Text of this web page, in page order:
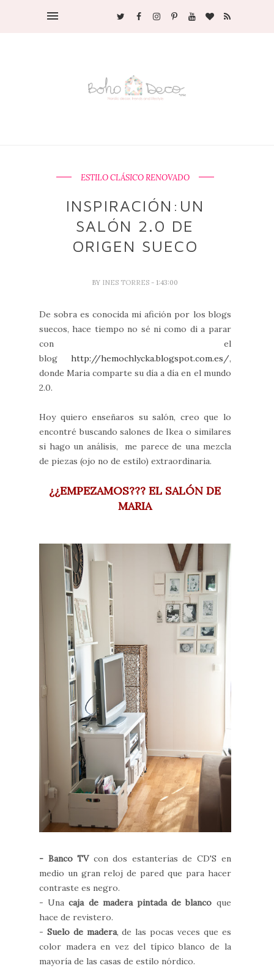
ESTILO CLÁSICO RENOVADO
INSPIRACIÓN:UN
SALÓN 2.0 DE
ORIGEN SUECO
BY INES TORRES - 1:43:00
De sobra es conocida mi afición por los blogs
suecos, hace tiempo no sé ni como di a parar
con el
blog http://hemochlycka.blogspot.com.es/,
donde Maria comparte su día a día en el mundo
2.0.
Hoy quiero enseñaros su salón, creo que lo
encontré buscando salones de Ikea o similares
si hago un análisis, me parece de una mezcla
de piezas (ojo no de estilo) extraordinaria.
¿¿EMPEZAMOS??? EL SALÓN DE
MARIA
- Banco TVcon dos estanterías de CD'S en
medio un gran reloj de pared que para hacer
contraste es negro.
- Unacaja de madera pintada de blanco que
hace de revistero.
- Suelo de madera, de las pocas veces que es
color madera en vez del típico blanco de la
mayoría de las casas de estilo nórdico.